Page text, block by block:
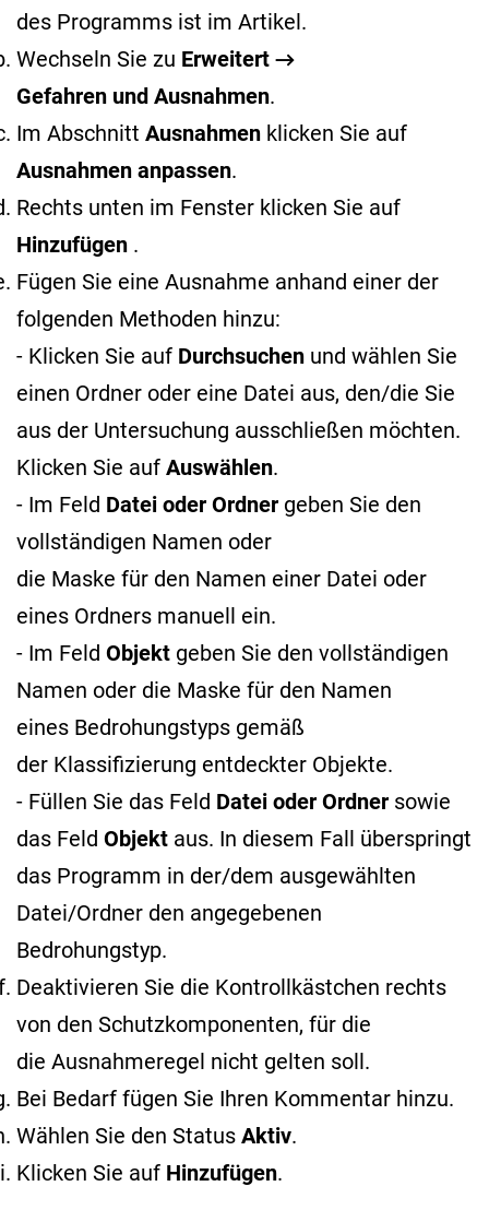
des Programms ist im Artikel.
Wechseln Sie zu Erweitert →
Gefahren und Ausnahmen.
Im Abschnitt Ausnahmen klicken Sie auf
Ausnahmen anpassen.
Rechts unten im Fenster klicken Sie auf
Hinzufügen .
Fügen Sie eine Ausnahme anhand einer der
folgenden Methoden hinzu:
- Klicken Sie auf Durchsuchen und wählen Sie
einen Ordner oder eine Datei aus, den/die Sie
aus der Untersuchung ausschließen möchten.
Klicken Sie auf Auswählen.
- Im Feld Datei oder Ordner geben Sie den
vollständigen Namen oder
die Maske für den Namen einer Datei oder
eines Ordners manuell ein.
- Im Feld Objekt geben Sie den vollständigen
Namen oder die Maske für den Namen
eines Bedrohungstyps gemäß
der Klassifizierung entdeckter Objekte.
- Füllen Sie das Feld Datei oder Ordner sowie
das Feld Objekt aus. In diesem Fall überspringt
das Programm in der/dem ausgewählten
Datei/Ordner den angegebenen
Bedrohungstyp.
Deaktivieren Sie die Kontrollkästchen rechts
von den Schutzkomponenten, für die
die Ausnahmeregel nicht gelten soll.
Bei Bedarf fügen Sie Ihren Kommentar hinzu.
Wählen Sie den Status Aktiv.
Klicken Sie auf Hinzufügen.